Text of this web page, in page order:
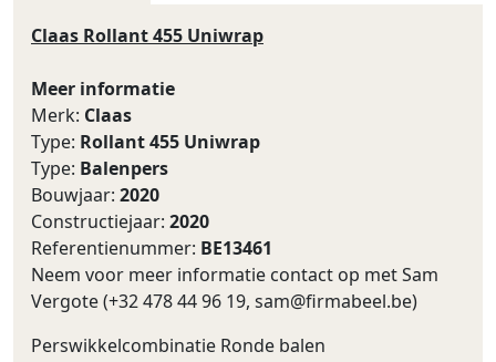
Claas Rollant 455 Uniwrap
Meer informatie
Merk: Claas
Type: Rollant 455 Uniwrap
Type: Balenpers
Bouwjaar: 2020
Constructiejaar: 2020
Referentienummer: BE13461
Neem voor meer informatie contact op met Sam
Vergote (+32 478 44 96 19, sam@firmabeel.be)
Perswikkelcombinatie Ronde balen